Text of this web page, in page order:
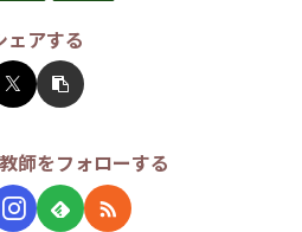
ェアする
師をフォローする